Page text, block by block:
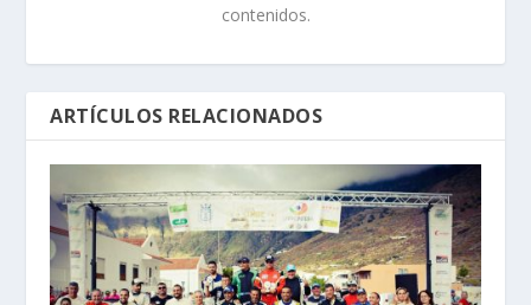
contenidos.
ARTÍCULOS RELACIONADOS